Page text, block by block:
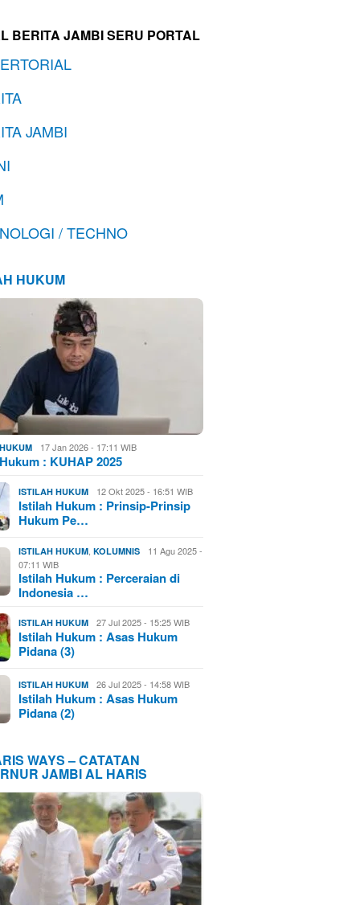
BERITA JAMBI SERU PORTAL
JAMBI
/ TECHNO
HUKUM
17 Jan 2026 - 17:11 WIB
: KUHAP 2025
ISTILAH HUKUM 12 Okt 2025 - 16:51 WIB
Istilah Hukum : Prinsip-Prinsip
Hukum Pe…
ISTILAH HUKUM ,KOLUMNIS
11 Agu 2025 -
07:11 WIB
Istilah Hukum : Perceraian di
Indonesia …
ISTILAH HUKUM 27 Jul 2025 - 15:25 WIB
Istilah Hukum : Asas Hukum
Pidana (3)
ISTILAH HUKUM 26 Jul 2025 - 14:58 WIB
Istilah Hukum : Asas Hukum
Pidana (2)
WAYS – CATATAN
JAMBI AL HARIS